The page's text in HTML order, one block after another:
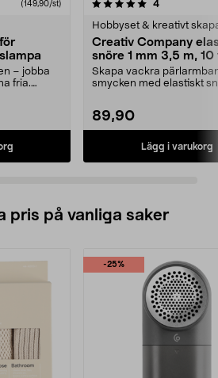
(149,90/st)
– jobba
fria.
4recensioner
Hobbyset & kreativt
Creativ Company
snöre 1 mm 3,5 m, 10
Skapa vackra
smycken med elastiskt
89,90
Lägg i varukorg
3.5 av 5 stjärnor
pris på vanliga saker
-25%